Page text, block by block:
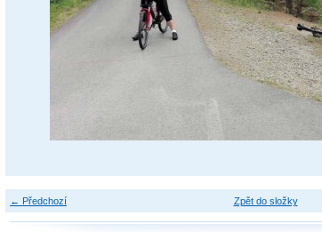
← Předchozí Zpět do složky